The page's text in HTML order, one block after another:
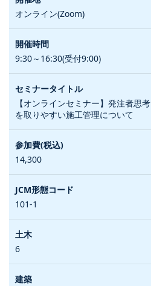
オンライン(Zoom)
9:30～16:30(受付9:00)
【オンラインセミナー】発注者思
を取りやすい施工管理について
14,300
101-1
6